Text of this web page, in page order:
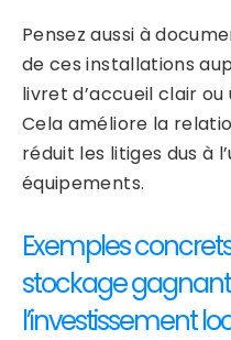
Pensez aussi à
de ces installations
livret d’accueil clair
Cela améliore la
réduit les litiges dus à
équipements.
Exemples
stockage
l’investissement